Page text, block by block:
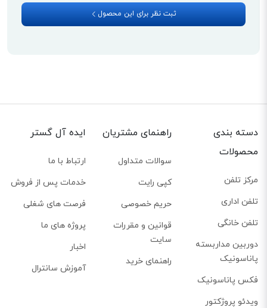
کاربران تلفن بیسیم 6511 می‌توانند تا سقف 50 شماره را در حافظه این دستگاه
گرفته‌اید، ذخیره می‌شوند.
به منظور راحتی هرچه بیشتر کاربران ایرانی، پشتیبانی از منو و تقویم فارسی را در
ساخت تلفن بیسیم KX-TG6511 لحاظ کرده است. این قابلیت، به کاربران کمک
می‌کند تا تنظیمات مختلف دستگاه را به زبان فارسی و بدون هیچ مشکلی، تنظیم
ثبت نظر برای این محصول
دسته بندی
محصولات
مرکز تلفن
تلفن اداری
تلفن خانگی
دوربین مداربسته
پاناسونیک
فکس پاناسونیک
ویدئو پروژکتور
راهنمای مشتریان
سوالات متداول
کپی رایت
حریم خصوصی
قوانین و مقررات
سایت
راهنمای خرید
ایده آل گستر
ارتباط با ما
خدمات پس از فروش
فرصت های شغلی
پروژه های ما
اخبار
آموزش سانترال